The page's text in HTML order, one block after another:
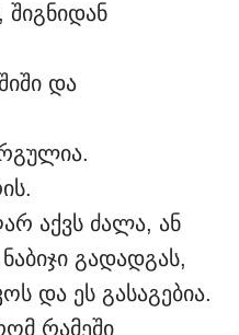
და
აქვს ძალა, ან
გადადგას,
და ეს გასაგებია.
რამეში